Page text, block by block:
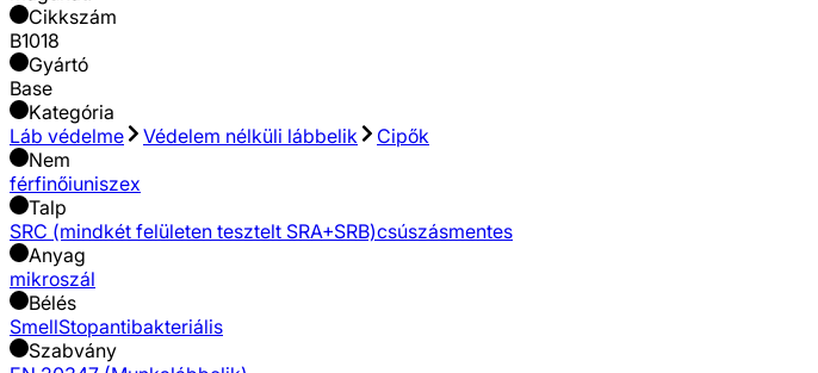
Cikkszám
B1018
Gyártó
Base
Kategória
Láb védelme
Védelem nélküli lábbelik
Cipők
Nem
férfinőiuniszex
Talp
SRC (mindkét felületen tesztelt SRA+SRB)csúszásmentes
Anyag
mikroszál
Bélés
SmellStopantibakteriális
Szabvány